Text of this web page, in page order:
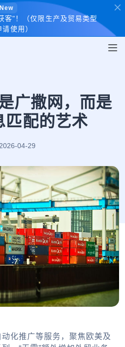
New
客"！（仅限生产及贸易类型
使用）
广撒网，而是
匹配的艺术
2026-04-29
化推广等服务，聚焦欧美及